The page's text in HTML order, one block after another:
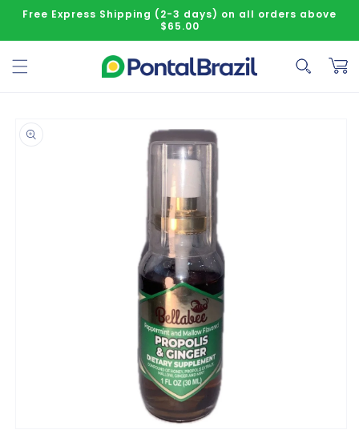
to content
Free Express Shipping (2-3 days) on all orders above
$65.00
Cart
information